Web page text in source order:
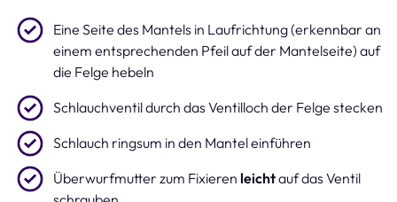
Eine Seite des Mantels in Laufrichtung (erkennbar an
einem entsprechenden Pfeil auf der Mantelseite) auf
die Felge hebeln
Schlauchventil durch das Ventilloch der Felge stecken
Schlauch ringsum in den Mantel einführen
Überwurfmutter zum Fixieren leichtauf das Ventil